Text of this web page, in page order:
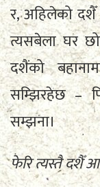
र, अहिलेको
त्यसबेला घर
दशैंको
सम्झिरहेछ –
सम्झना।
फेरि त्यस्तै दशैँ